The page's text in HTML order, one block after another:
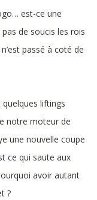
est-ce une
de soucis les rois
passé à coté de
liftings
notre moteur de
une nouvelle coupe
ce qui saute aux
avoir autant
?